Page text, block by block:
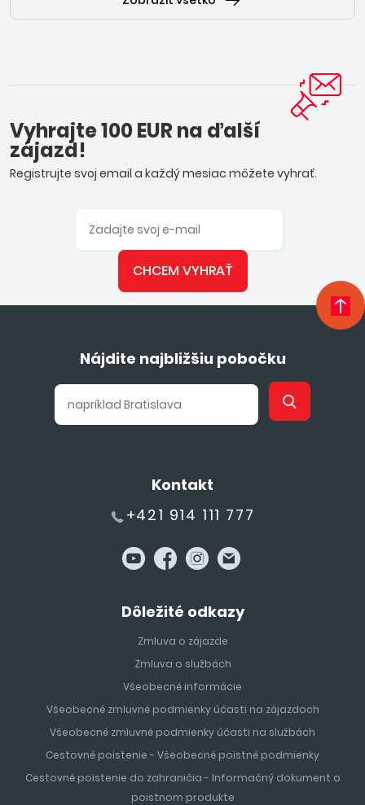
Vyhrajte 100 EUR na ďalší
zájazd!
Registrujte svoj email a každý mesiac môžete vyhrať.
CHCEM VYHRAŤ
Nájdite najbližšiu pobočku
Kontakt
+421 914 111 777
Dôležité odkazy
Zmluva o zájazde
Zmluva o službách
Všeobecné informácie
Všeobecné zmluvné podmienky účasti na zájazdoch
Všeobecné zmluvné podmienky účasti na službách
Cestovné poistenie - Všeobecné poistné podmienky
Cestovné poistenie do zahraničia - Informačný dokument o
poistnom produkte